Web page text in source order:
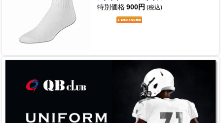
特別価格 900円 (税込)